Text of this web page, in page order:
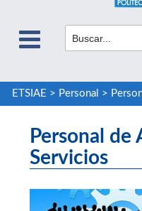
ETSIAE > Personal >
Personal
Servicios